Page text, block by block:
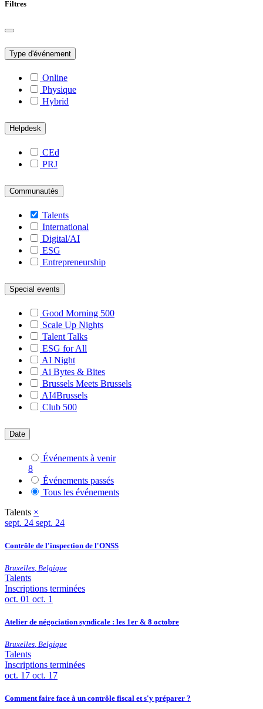
Filtres
Type d'événement
Online
Physique
Hybrid
Helpdesk
CEd
PRJ
Communautés
Talents
International
Digital/AI
ESG
Entrepreneurship
Special events
Good Morning 500
Scale Up Nights
Talent Talks
ESG for All
AI Night
Ai Bytes & Bites
Brussels Meets Brussels
AI4Brussels
Club 500
Date
Événements à venir
8
Événements passés
Tous les événements
Talents ×
sept. 24 sept. 24
Contrôle de l'inspection de l'ONSS
Bruxelles Belgique
Talents
Inscriptions terminées
oct. 01 oct. 1
Atelier de négociation syndicale : les 1er & 8 octobre
Bruxelles, Belgique
Talents
Inscriptions terminées
oct. 17 oct. 17
Comment faire face à un contrôle fiscal et s'y préparer ?